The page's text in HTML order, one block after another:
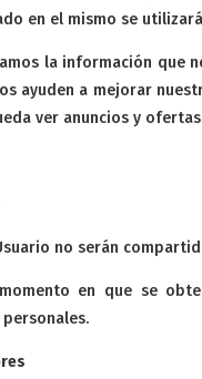
en el mismo se
la información
ayuden a mejorar
ver anuncios y
no serán
en que se